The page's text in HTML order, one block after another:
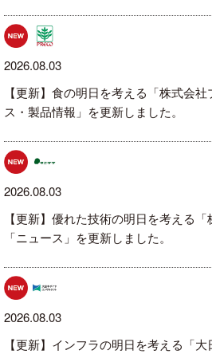
2026.08.03
【更新】食の明日を考える「株式会
ス・製品情報」を更新しました。
2026.08.03
【更新】優れた技術の明日を考える
「ニュース」を更新しました。
2026.08.03
【更新】インフラの明日を考える「